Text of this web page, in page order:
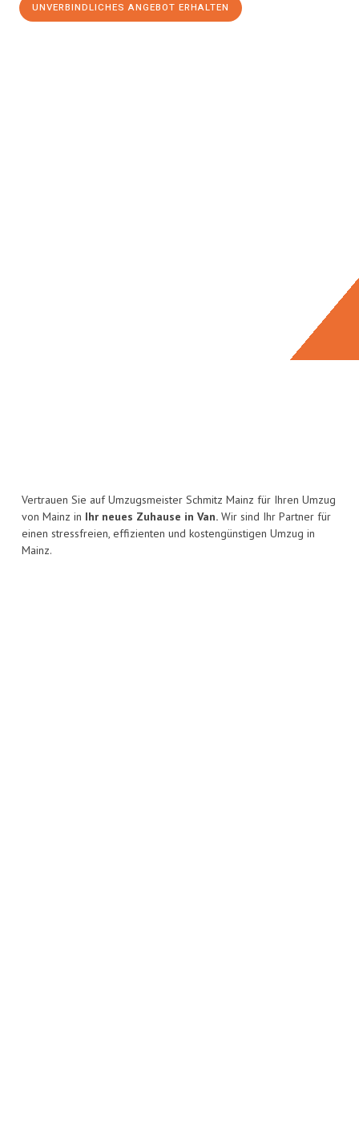
UNVERBINDLICHES ANGEBOT ERHALTEN
Vertrauen Sie auf Umzugsmeister Schmitz Mainz für Ihren Umzug
von Mainz in Ihr neues Zuhause in Van. Wir sind Ihr Partner für
einen stressfreien, effizienten und kostengünstigen Umzug in
Mainz.